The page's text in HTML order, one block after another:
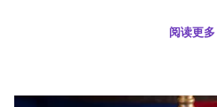
阅读更多